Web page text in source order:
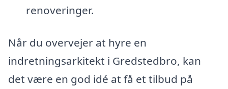
renoveringer.
Når du overvejer at hyre en
indretningsarkitekt i Gredstedbro, kan
det være en god idé at få et tilbud på